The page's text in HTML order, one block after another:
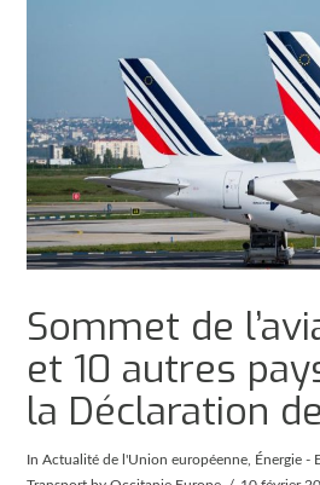
Sommet de
et 10 autres
la Déclaration
InActualité de l'Union européenne Énergie -